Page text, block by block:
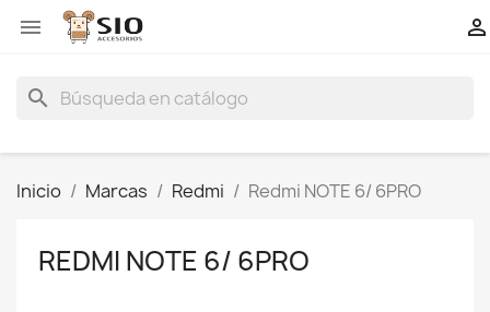
 
search
Inicio Marcas Redmi Redmi NOTE 6/ 6PRO
REDMI NOTE 6/ 6PRO